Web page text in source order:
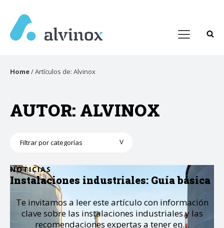
Home/Artículos de: Alvinox
AUTOR: ALVINOX
Categorías
NOTICIAS
Instalaciones industriales: Guía básica
Te invitamos a leer este artículo con información
clave sobre las instalaciones industriales y las
recomendaciones expertas a tener en…